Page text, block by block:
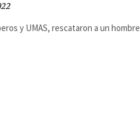
y UMAS, rescataron a un hombre